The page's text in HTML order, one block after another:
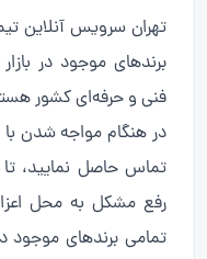
تهران سرویس آنلاین
برندهای موجود در
فنی و حرفه‌ای کشور
در هنگام مواجه شدن
تماس حاصل نمایید، تا
رفع مشکل به محل
تمامی برندهای موجود در